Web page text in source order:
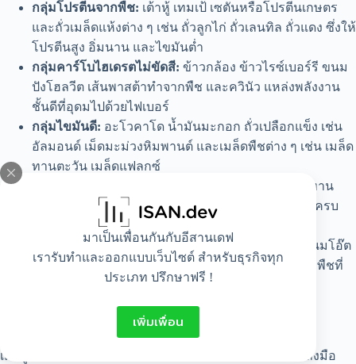
มาเป็นเพื่อนกันกับอีสานเดฟ
เรารับทำและออกแบบเว็บไซต์ สำหรับธุรกิจทุก
ประเภท ปรึกษาฟรี !
เพิ่มเพื่อน
กลุ่มโปรตีนจากพืช: เต้าหู้ เทมเป้ เซตันหรือโปรตีนเกษตร
และถั่วเมล็ดแห้งต่าง ๆ เช่น ถั่วลูกไก่ ถั่วเลนทิล ถั่วแดง ซึ่งให้
โปรตีนสูง อิ่มนาน และไขมันต่ำ
กลุ่มคาร์โบไฮเดรตไม่ขัดสี: ข้าวกล้อง ข้าวไรซ์เบอร์รี ขนม
ปังโฮลวีต เส้นพาสต้าทำจากพืช และควินัว แหล่งพลังงาน
ชั้นดีที่อุดมไปด้วยไฟเบอร์
กลุ่มไขมันดี: อะโวคาโด น้ำมันมะกอก ถั่วเปลือกแข็ง เช่น
อัลมอนด์ เม็ดมะม่วงหิมพานต์ และเมล็ดพืชต่าง ๆ เช่น เมล็ด
ทานตะวัน เมล็ดแฟลกซ์
ทานได้ทุกสี ทุกประเภท ยิ่งทาน
หลากหลายสี ยิ่งได้วิตามินและสารต้านอนุมูลอิสระที่ครบ
อาหารแพลนต์เบสยุคใหม่:นมพืช เช่น นมอัลมอนด์ นมโอ๊ต
นมถั่วเหลือง รวมถึงชีสวีแกน และเนื้อสัตว์จำลองจากพืชที่
รสชาติต่างจากเนื้อจริงจนแทบแยกไม่ออก
คู่มือเริ่มต้นก้าวแรกสู่วิถีวีแกนแบบไม่เครียด
เมื่อรู้แล้วว่าอาหารวีแกนมีอะไรบ้างขั้นตอนต่อไปคือการลงมือ